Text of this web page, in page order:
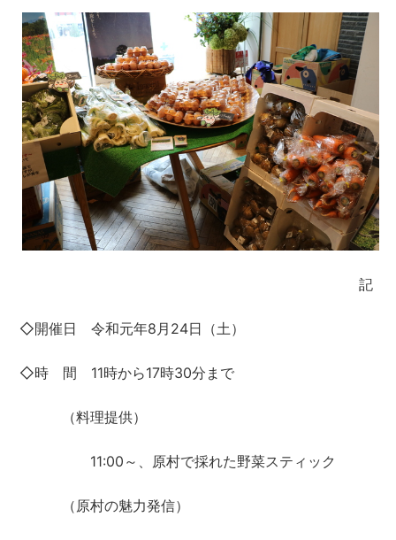
記
◇開催日 令和元年8月24日（土）
◇時 間 11時から17時30分まで
（料理提供）
11:00～、原村で採れた野菜スティック
（原村の魅力発信）